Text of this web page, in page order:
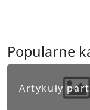
Popularne
Artykuły